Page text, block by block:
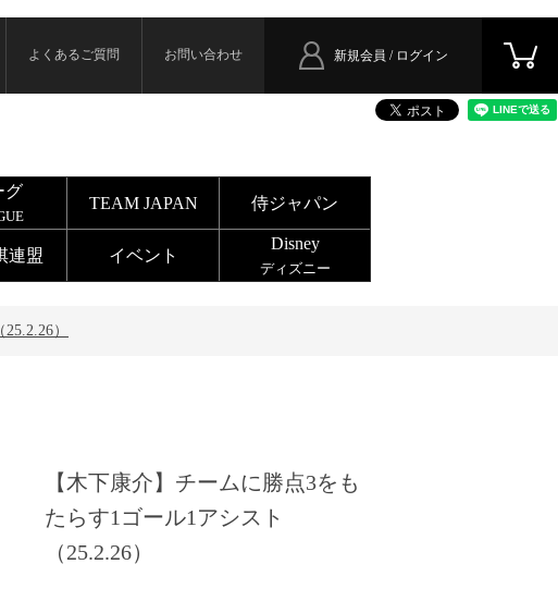
新規会員 / ログイン
よくあるご質問 お問い合わせ
グ
TEAM JAPAN 侍ジャパン
連盟 イベント
Disney
ディズニー
）
【木下康介】チームに勝点3をも
たらす1ゴール1アシスト
（25.2.26）